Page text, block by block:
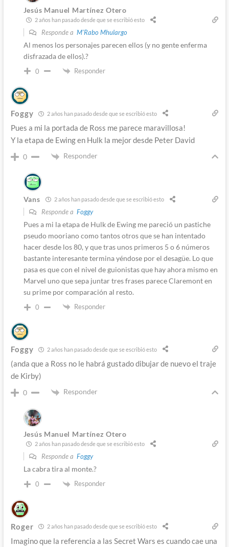
Jesús Manuel Martínez Otero
2 años han pasado desde que se escribió esto
Responde a M'Rabo Mhulargo
Al menos los personajes parecen ellos (y no gente enferma
disfrazada de ellos).?
0 Responder
Foggy 2 años han pasado desde que se escribió esto
Pues a mi la portada de Ross me parece maravillosa!
Y la etapa de Ewing en Hulk la mejor desde Peter David
0 Responder
Vans 2 años han pasado desde que se escribió esto
Responde a Foggy
Pues a mi la etapa de Hulk de Ewing me pareció un pastiche
pseudo mooriano como tantos otros que se han intentado
hacer desde los 80, y que tras unos primeros 5 o 6 números
bastante interesante termina yéndose por el desagüe. Lo que
pasa es que con el nivel de guionistas que hay ahora mismo en
Marvel uno que sepa juntar tres frases parece Claremont en
su prime por comparación al resto.
0 Responder
Foggy 2 años han pasado desde que se escribió esto
(anda que a Ross no le habrá gustado dibujar de nuevo el traje
de Kirby)
0 Responder
Jesús Manuel Martínez Otero
2 años han pasado desde que se escribió esto
Responde a Foggy
La cabra tira al monte.?
0 Responder
Roger 2 años han pasado desde que se escribió esto
Imagino que la referencia a las Secret Wars es cuando cae una